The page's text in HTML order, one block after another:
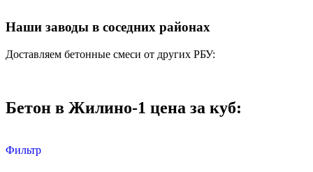
Наши заводы в соседних районах
Доставляем бетонные смеси от других РБУ:
Бетон в Жилино-1 цена за куб:
Фильтр